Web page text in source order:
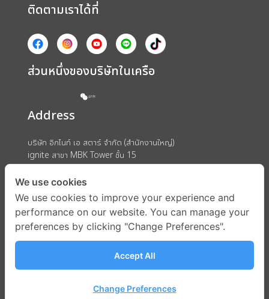
ติดตามเราได้ที่
ส่วนหนึ่งของบริษัทในเครือ
Address
บริษัท อิกไนท์ เอ สตาร์ จำกัด (สำนักงานใหญ่)
ignite สาขา MBK Tower ชั้น 15
ถนนพญาไท แขวงวังใหม่ เขตปทุมวัน กรุงเทพมหานคร 10330
We use cookies
We use cookies to improve your experience and
performance on our website. You can manage your
preferences by clicking "Change Preferences".
Accept All
Change Preferences